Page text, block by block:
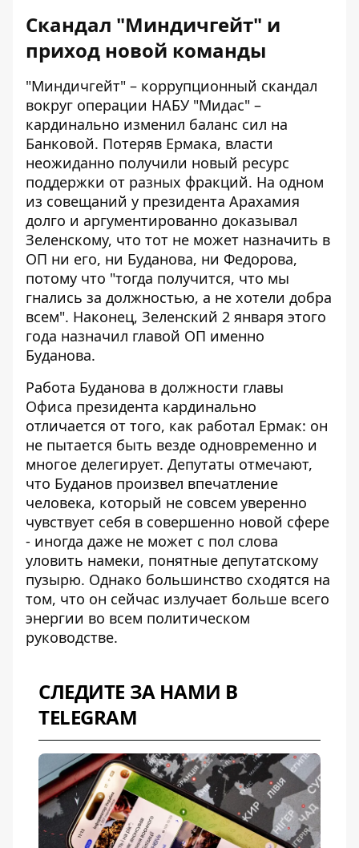
Скандал "Миндичгейт" и
приход новой команды
"Миндичгейт" – коррупционный скандал
вокруг операции НАБУ "Мидас" –
кардинально изменил баланс сил на
Банковой. Потеряв Ермака, власти
неожиданно получили новый ресурс
поддержки от разных фракций. На одном
из совещаний у президента Арахамия
долго и аргументированно доказывал
Зеленскому, что тот не может назначить в
ОП ни его, ни Буданова, ни Федорова,
потому что "тогда получится, что мы
гнались за должностью, а не хотели добра
всем". Наконец, Зеленский 2 января этого
года назначил главой ОП именно
Буданова.
Работа Буданова в должности главы
Офиса президента кардинально
отличается от того, как работал Ермак: он
не пытается быть везде одновременно и
многое делегирует. Депутаты отмечают,
что Буданов произвел впечатление
человека, который не совсем уверенно
чувствует себя в совершенно новой сфере
- иногда даже не может с пол слова
уловить намеки, понятные депутатскому
пузырю. Однако большинство сходятся на
том, что он сейчас излучает больше всего
энергии во всем политическом
руководстве.
СЛЕДИТЕ ЗА НАМИ В
TELEGRAM